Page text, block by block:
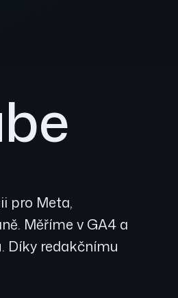
pro Meta,
Měříme v GA4 a
Díky redakčnímu